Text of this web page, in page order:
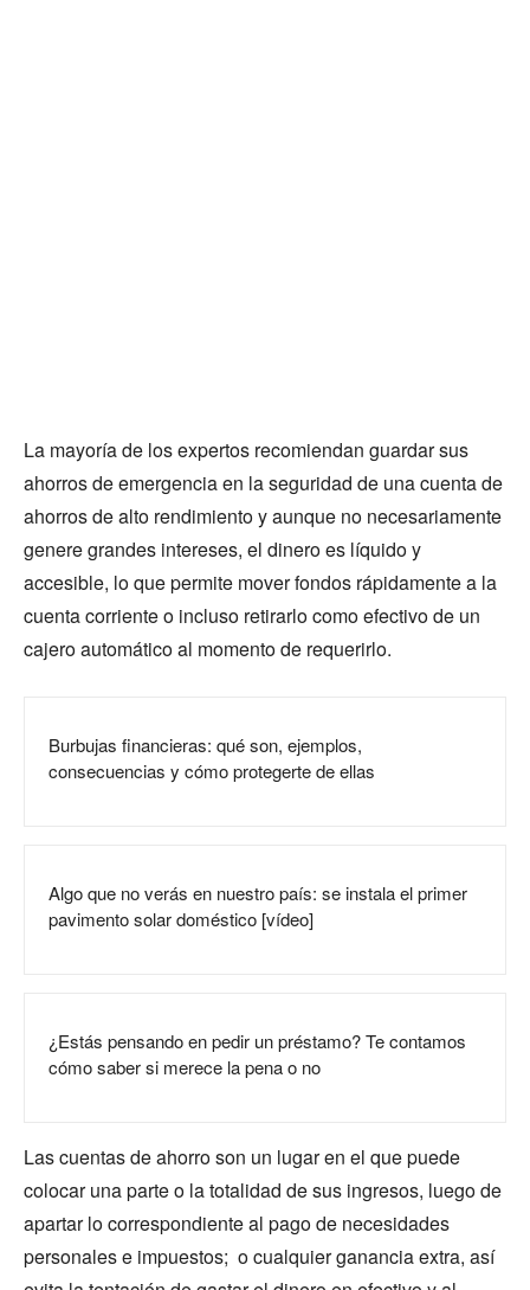
La mayoría de los expertos recomiendan guardar sus
ahorros de emergencia en la seguridad de una cuenta de
ahorros de alto rendimiento y aunque no necesariamente
genere grandes intereses, el dinero es líquido y
accesible, lo que permite mover fondos rápidamente a la
cuenta corriente o incluso retirarlo como efectivo de un
cajero automático al momento de requerirlo.
Burbujas financieras: qué son, ejemplos,
consecuencias y cómo protegerte de ellas
Algo que no verás en nuestro país: se instala el primer
pavimento solar doméstico [vídeo]
¿Estás pensando en pedir un préstamo? Te contamos
cómo saber si merece la pena o no
Las cuentas de ahorro son un lugar en el que puede
colocar una parte o la totalidad de sus ingresos, luego de
apartar lo correspondiente al pago de necesidades
personales e impuestos; o cualquier ganancia extra, así